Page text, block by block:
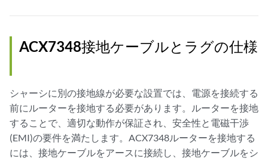
ACX7348接地ケーブルとラグの仕様
シャーシに別の接地線が必要な設置では、電源を接続する
前にルーターを接地する必要があります。ルーターを接地
することで、適切な動作が保証され、安全性と電磁干渉
(EMI)の要件を満たします。ACX7348ルーターを接地する
には、接地ケーブルをアースに接続し、接地ケーブルをシ